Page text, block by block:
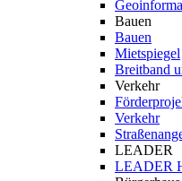
Bauen
Bauen
Mietspiegel
Breitband
Verkehr
Verkehr
LEADER
LEADER